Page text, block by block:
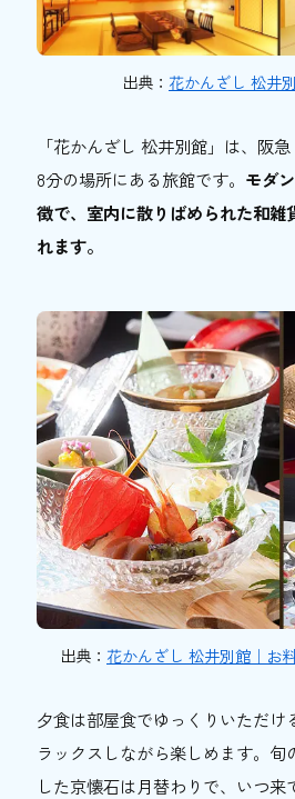
出典： 花かんざし 松井
「花かんざし 松井別館」は、阪
8分の場所にある旅館です。 モダ
徴で、室内に散りばめられた和雑
れます。
出典： 花かんざし 松井別館｜お
夕食は部屋食でゆっくりいただけ
ラックスしながら楽しめます。旬
した京懐石は月替わりで、いつ